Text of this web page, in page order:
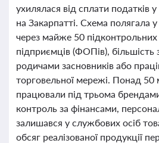
ухилялася від сплати податків
на Закарпатті. Схема полягала
через майже 50 підконтрольних
підприємців (ФОПів), більшість
родичами засновників або
торговельної мережі. Понад 50
працювали під трьома
контроль за фінансами,
залишався у службових осіб
обсяг реалізованої продукції